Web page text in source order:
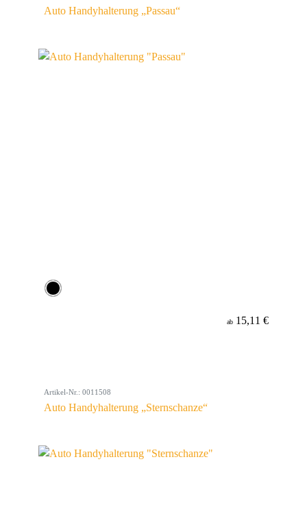
Auto Handyhalterung „Passau“
ab 15,11 €
Artikel-Nr.: 0011508
Auto Handyhalterung „Sternschanze“